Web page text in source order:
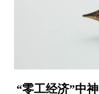
“零工经济”中